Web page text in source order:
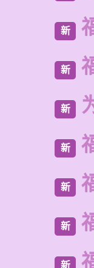
新
新
新
新
新
新
新